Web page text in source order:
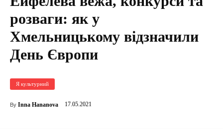
розваги: як у
Хмельницькому відзначили
День Європи
Я культурний
By Inna Hananova 17.05.2021